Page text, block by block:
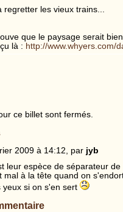
regretter les vieux trains...
que le paysage serait
là : http://www.whyers.com/
ce billet sont fermés.
2009 à 14:12, par jyb
leur espèce de séparateur
mal à la tête quand on
yeux si on s'en sert